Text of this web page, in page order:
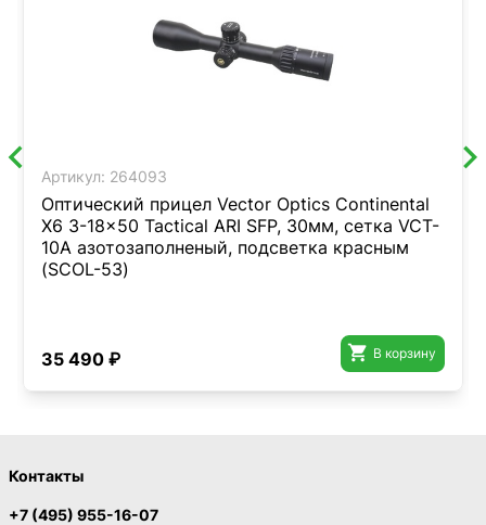
Артикул: 264093
Оптический прицел Vector Optics Continental
X6 3-18x50 Tactical ARI SFP, 30мм, сетка VCT-
10A азотозаполненый, подсветка красным
(SCOL-53)
35 490 ₽  В корзину
Контакты
+7 (495) 955-16-07